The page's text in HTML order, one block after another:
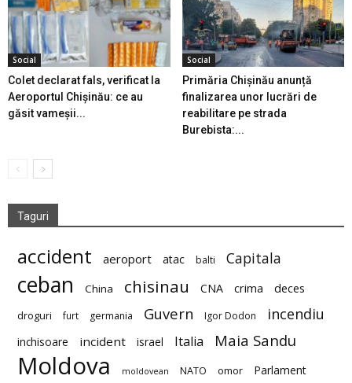
Social
Colet declarat fals, verificat la
Aeroportul Chișinău: ce au
găsit vameșii...
Social
Primăria Chișinău anunță
finalizarea unor lucrări de
reabilitare pe strada
Burebista:...
Taguri
accident aeroport atac balti Capitala
ceban China chisinau CNA crima deces
droguri furt germania Guvern Igor Dodon incendiu
inchisoare incident israel Italia Maia Sandu
Moldova moldovean NATO omor Parlament